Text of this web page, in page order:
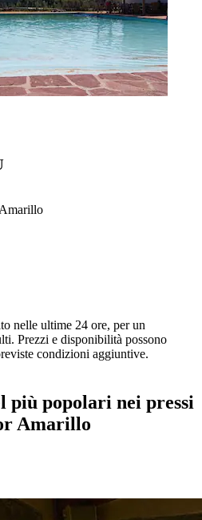
nelle ultime 24 ore, per un
Prezzi e disponibilità possono
condizioni aggiuntive.
più popolari nei pressi
Amarillo